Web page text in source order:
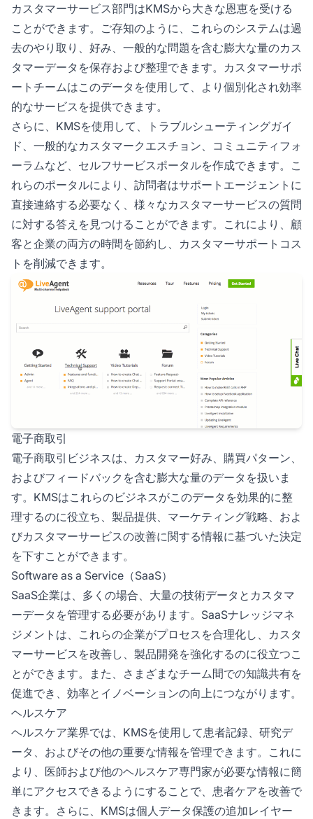
カスタマーサービス部門はKMSから大きな恩恵を受ける
ことができます。ご存知のように、これらのシステムは過
去のやり取り、好み、一般的な問題を含む膨大な量のカス
タマーデータを保存および整理できます。カスタマーサポ
ートチームはこのデータを使用して、より個別化され効率
的なサービスを提供できます。
さらに、KMSを使用して、トラブルシューティングガイ
ド、一般的なカスタマークエスチョン、コミュニティフォ
ーラムなど、セルフサービスポータルを作成できます。こ
れらのポータルにより、訪問者はサポートエージェントに
直接連絡する必要なく、様々なカスタマーサービスの質問
に対する答えを見つけることができます。これにより、顧
客と企業の両方の時間を節約し、カスタマーサポートコス
トを削減できます。
電子商取引
電子商取引ビジネスは、カスタマー好み、購買パターン、
およびフィードバックを含む膨大な量のデータを扱いま
す。KMSはこれらのビジネスがこのデータを効果的に整
理するのに役立ち、製品提供、マーケティング戦略、およ
びカスタマーサービスの改善に関する情報に基づいた決定
を下すことができます。
Software as a Service（SaaS）
SaaS企業は、多くの場合、大量の技術データとカスタマ
ーデータを管理する必要があります。SaaSナレッジマネ
ジメントは、これらの企業がプロセスを合理化し、カスタ
マーサービスを改善し、製品開発を強化するのに役立つこ
とができます。また、さまざまなチーム間での知識共有を
促進でき、効率とイノベーションの向上につながります。
ヘルスケア
ヘルスケア業界では、KMSを使用して患者記録、研究デ
ータ、およびその他の重要な情報を管理できます。これに
より、医師および他のヘルスケア専門家が必要な情報に簡
単にアクセスできるようにすることで、患者ケアを改善で
きます。さらに、KMSは個人データ保護の追加レイヤー